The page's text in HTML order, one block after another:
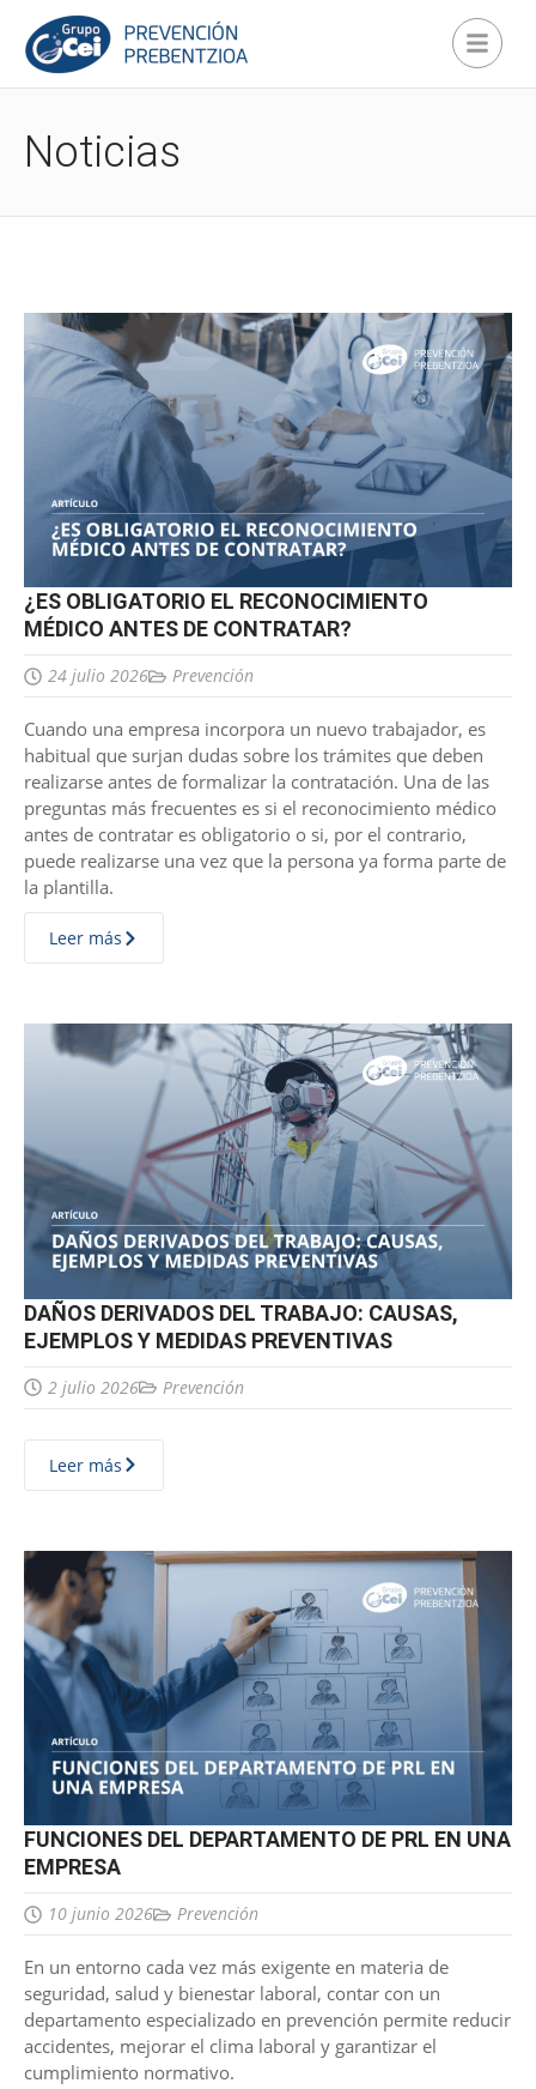
Noticias
¿ES OBLIGATORIO EL RECONOCIMIENTO
MÉDICO ANTES DE CONTRATAR?
24 julio 2026 Prevención
Cuando una empresa incorpora un nuevo trabajador, es
habitual que surjan dudas sobre los trámites que deben
realizarse antes de formalizar la contratación. Una de las
preguntas más frecuentes es si el reconocimiento médico
antes de contratar es obligatorio o si, por el contrario,
puede realizarse una vez que la persona ya forma parte de
la plantilla.
Leer más
DAÑOS DERIVADOS DEL TRABAJO: CAUSAS,
EJEMPLOS Y MEDIDAS PREVENTIVAS
2 julio 2026 Prevención
Leer más
FUNCIONES DEL DEPARTAMENTO DE PRL EN UNA
EMPRESA
10 junio 2026 Prevención
En un entorno cada vez más exigente en materia de
seguridad, salud y bienestar laboral, contar con un
departamento especializado en prevención permite reducir
accidentes, mejorar el clima laboral y garantizar el
cumplimiento normativo.